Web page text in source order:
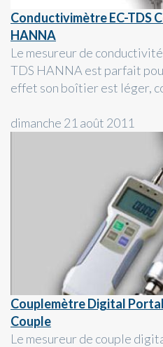
Conductivimètre EC-TDS
HANNA
Le mesureur de
TDS HANNA est parfait
effet son boîtier est léger,
dimanche 21 août 2011
Couplemètre Digital
Couple
Le mesureur de couple